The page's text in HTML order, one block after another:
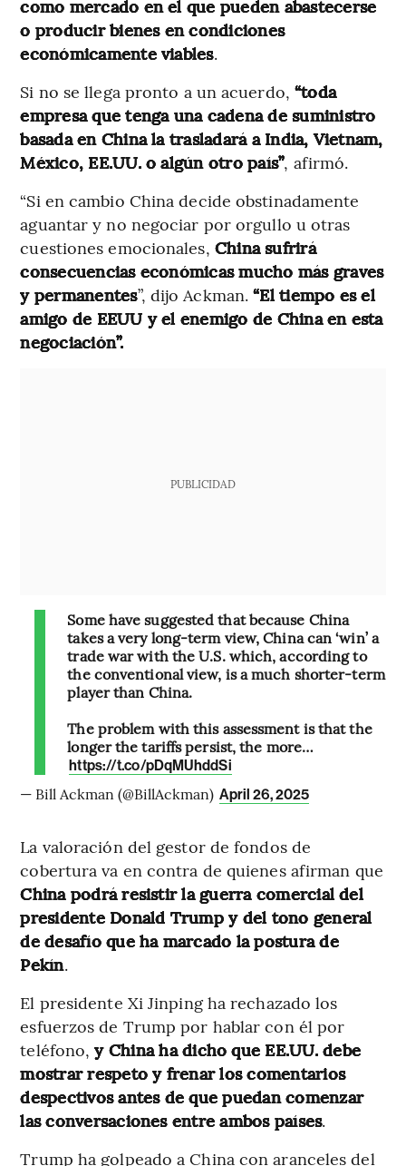
como mercado en el que pueden abastecerse
o producir bienes en condiciones
económicamente viables.
Si no se llega pronto a un acuerdo, “toda
empresa que tenga una cadena de suministro
basada en China la trasladará a India, Vietnam,
México, EE.UU. o algún otro país”, afirmó.
“Si en cambio China decide obstinadamente
aguantar y no negociar por orgullo u otras
cuestiones emocionales, China sufrirá
consecuencias económicas mucho más graves
y permanentes”, dijo Ackman.“El tiempo es el
amigo de EEUU y el enemigo de China en esta
negociación”.
PUBLICIDAD
Some have suggested that because China
takes a very long-term view, China can ‘win’ a
trade war with the U.S. which, according to
the conventional view, is a much shorter-term
player than China.
The problem with this assessment is that the
longer the tariffs persist, the more…
https://t.co/pDqMUhddSi
— Bill Ackman (@BillAckman) April 26, 2025
La valoración del gestor de fondos de
cobertura va en contra de quienes afirman que
China podrá resistir la guerra comercial del
presidente Donald Trump y del tono general
de desafío que ha marcado la postura de
Pekín.
El presidente Xi Jinping ha rechazado los
esfuerzos de Trump por hablar con él por
teléfono,y China ha dicho que EE.UU. debe
mostrar respeto y frenar los comentarios
despectivos antes de que puedan comenzar
las conversaciones entre ambos países.
Trump ha golpeado a China con aranceles del